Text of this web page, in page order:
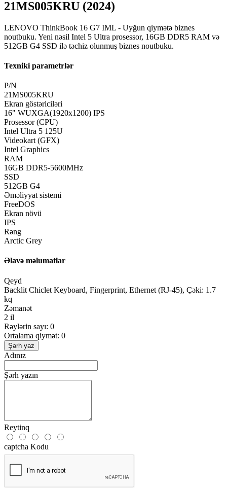
21MS005KRU (2024)
LENOVO ThinkBook 16 G7 IML - Uyğun qiymətə biznes
noutbuku. Yeni nəsil Intel 5 Ultra prosessor, 16GB DDR5 RAM və
512GB G4 SSD ilə təchiz olunmuş biznes noutbuku.
Texniki parametrlər
P/N
21MS005KRU
Ekran göstəriciləri
16" WUXGA(1920x1200) IPS
Prosessor (CPU)
Intel Ultra 5 125U
Videokart (GFX)
Intel Graphics
RAM
16GB DDR5-5600MHz
SSD
512GB G4
Əməliyyat sistemi
FreeDOS
Ekran növü
IPS
Rəng
Arctic Grey
Əlavə məlumatlar
Qeyd
Backlit Chiclet Keyboard, Fingerprint, Ethernet (RJ-45), Çəki: 1.7
kq
Zəmanət
2 il
Rəylərin sayı: 0
Ortalama qiymət: 0
Şərh yaz
Adınız
Şərh yazın
Reytinq
captcha Kodu